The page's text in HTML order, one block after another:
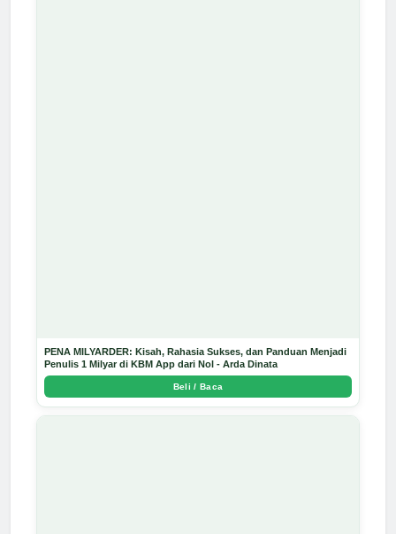
PENA MILYARDER: Kisah, Rahasia Sukses, dan Panduan Menjadi
Penulis 1 Milyar di KBM App dari Nol - Arda Dinata
Beli / Baca